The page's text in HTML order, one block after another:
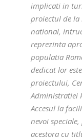
implicati in
proiectul de la
national,
reprezinta
populatia
dedicat lor
proiectului,
Administratiei
Accesul la
nevoi
acestora cu